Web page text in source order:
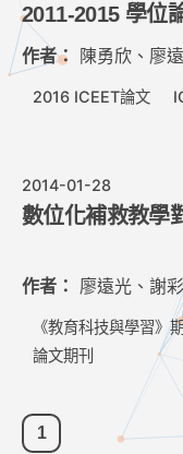
2011-2015 學位
作者： 陳勇欣、廖
2016 ICEET論文
2014-01-28
數位化補救教學
作者： 廖遠光、謝
《教育科技與學習》
論文期刊
1